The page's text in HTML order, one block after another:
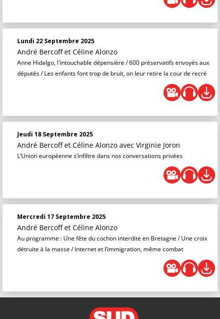
Lundi 22 Septembre 2025
André Bercoff et Céline Alonzo
Anne Hidalgo, l'intouchable dépensière / 600 préservatifs envoyés aux
députés / Les enfants font trop de bruit, on leur retire la cour de recré
Jeudi 18 Septembre 2025
André Bercoff et Céline Alonzo avec Virginie Joron
L’Union européenne s’infiltre dans nos conversations privées
Mercredi 17 Septembre 2025
André Bercoff et Céline Alonzo
Au programme : Une fête du cochon interdite en Bretagne / Une croix
détruite à la masse / Internet et l’immigration, même combat